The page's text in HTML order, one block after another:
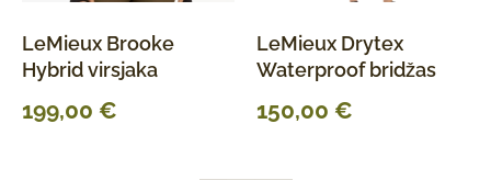
LeMieux Brooke
Hybrid virsjaka
199,00 €
LeMieux Drytex
Waterproof bridžas
150,00 €